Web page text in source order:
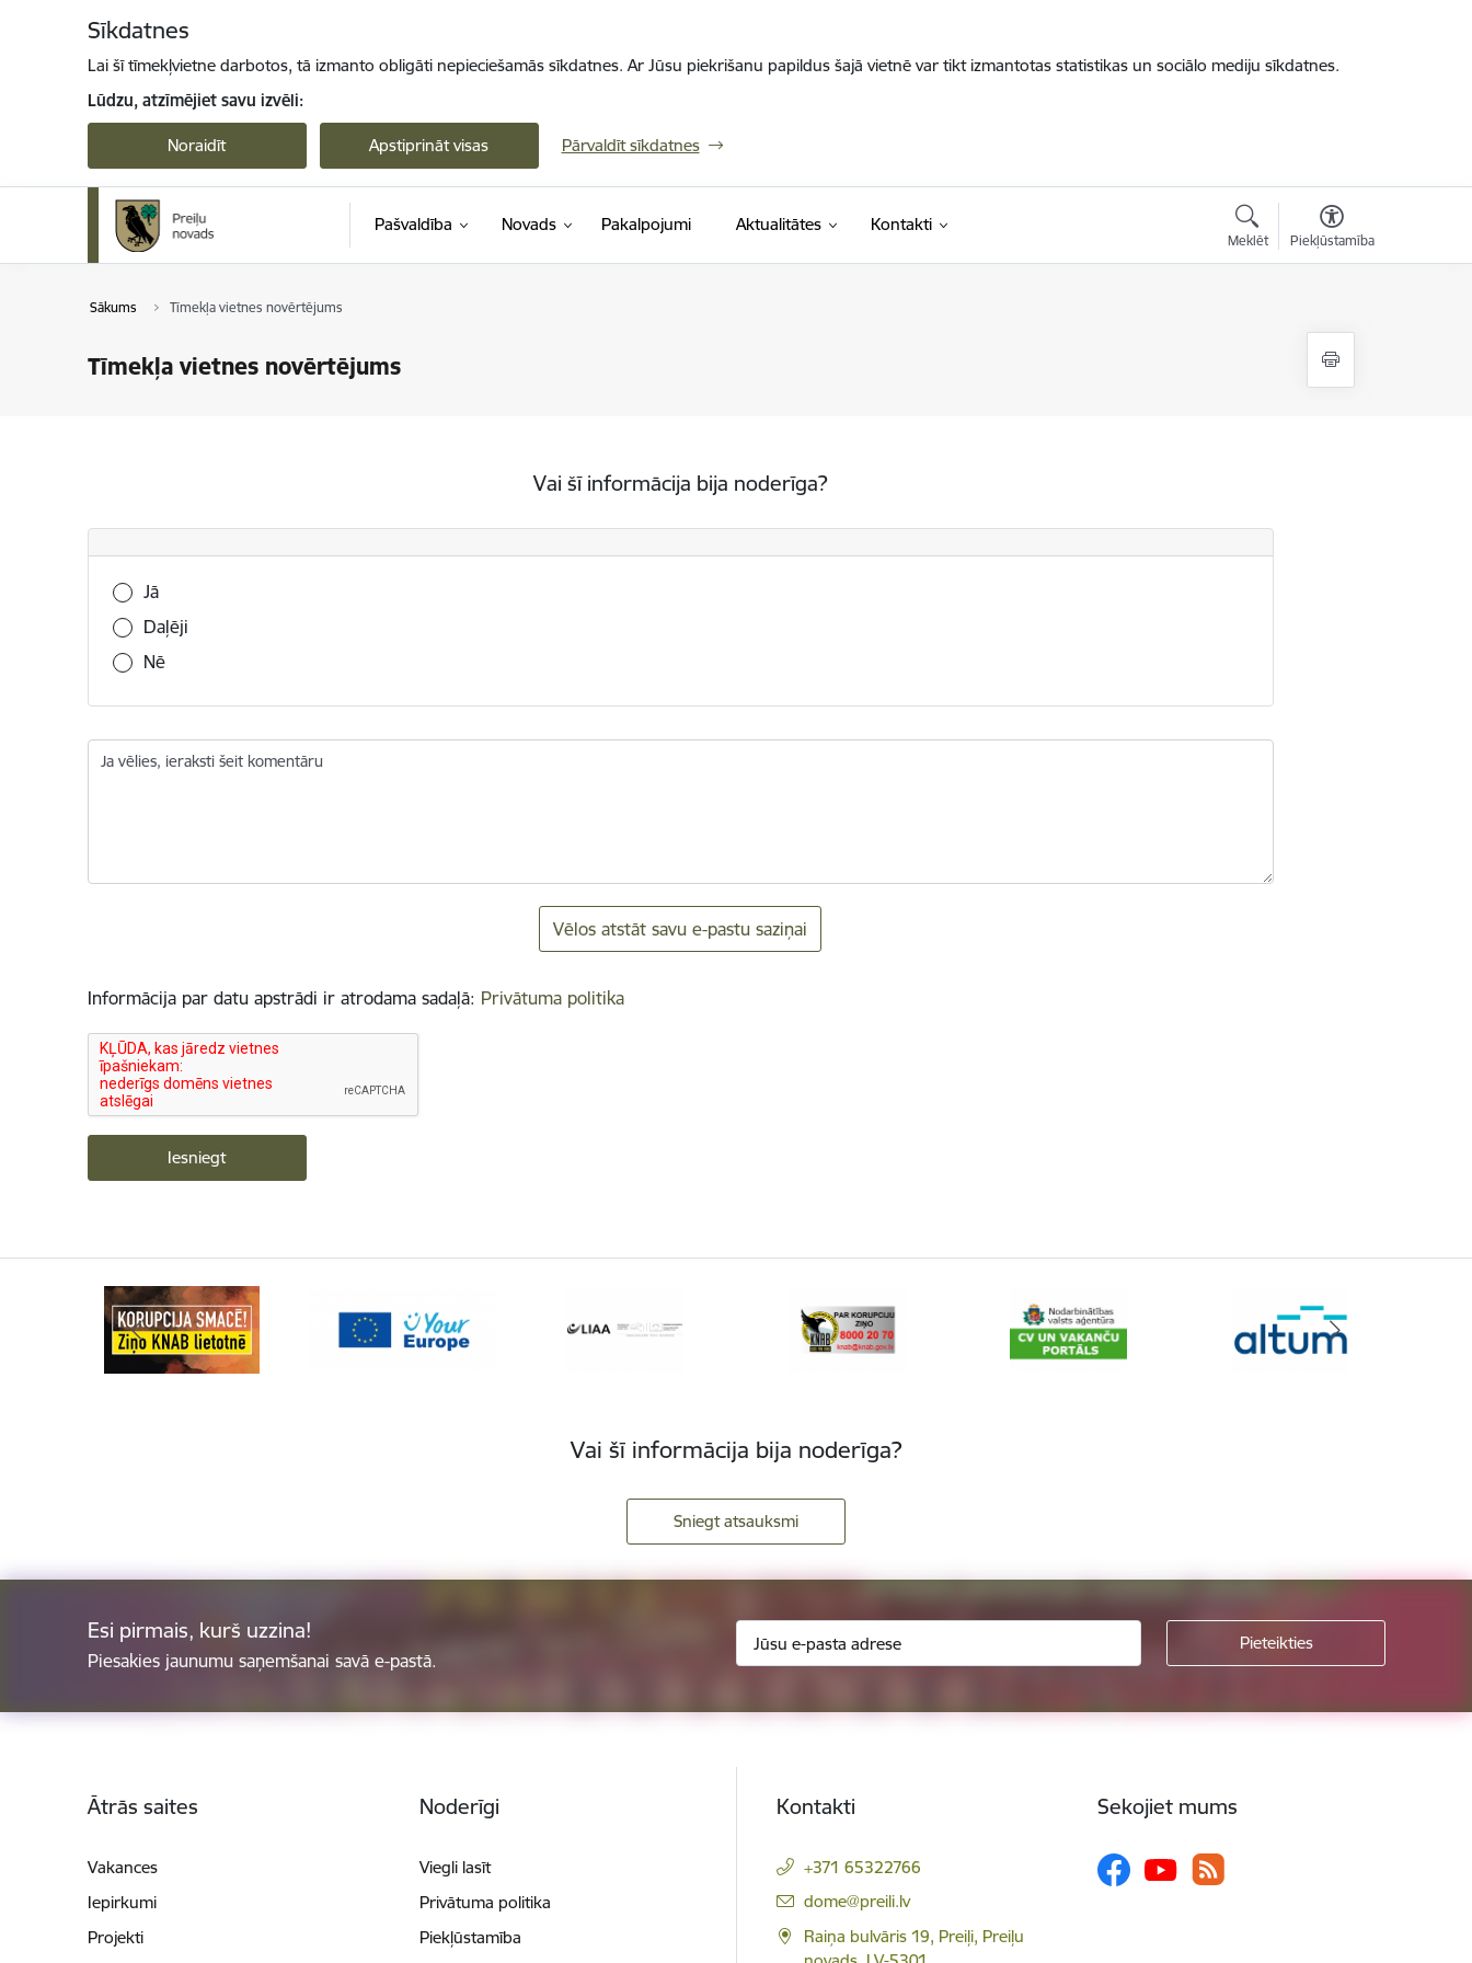
Sīkdatnes
Lai šī tīmekļvietne darbotos, tā izmanto obligāti nepieciešamās sīkdatnes. Ar Jūsu piekrišanu papildus šajā vietnē var tikt izmantotas statistikas un sociālo mediju sīkdatnes.
Lūdzu, atzīmējiet savu izvēli:
Noraidīt Apstiprināt visas Pārvaldīt sīkdatnes
Pašvaldība Novads Pakalpojumi Aktualitātes Kontakti
Meklēt Piekļūstamība
Sākums Tīmekļa vietnes novērtējums
Tīmekļa vietnes novērtējums
Vai šī informācija bija noderīga?
Vai šī informācija bija noderīga?
Jā
Daļēji
Nē
Ja vēlies, ieraksti šeit komentāru
Vēlos atstāt savu e-pastu saziņai
Informācija par datu apstrādi ir atrodama sadaļā: Privātuma politika
Vai šī informācija bija noderīga?
Sniegt atsauksmi
Esi pirmais, kurš uzzina!
Piesakies jaunumu saņemšanai savā e-pastā.
Ātrās saites
Vakances
Iepirkumi
Projekti
Noderīgi
Viegli lasīt
Privātuma politika
Piekļūstamība
Kontakti
+371 65322766
E-pasts:
dome@preili.lv
Raiņa bulvāris 19, Preiļi, Preiļu
Sekojiet mums